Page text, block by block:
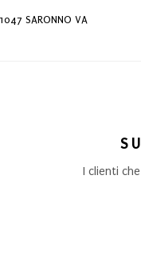
SARONNO VA
I clienti